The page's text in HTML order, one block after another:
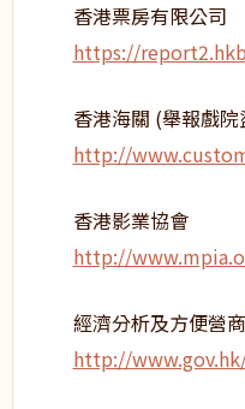
香港票房有限公司
https://
香港海關 (舉報戲
http://
香港影業協會
http://
經濟分析及方便營
http://